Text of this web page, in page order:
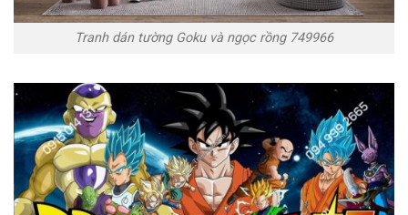
Tranh dán tường Goku và ngọc rồng 749966